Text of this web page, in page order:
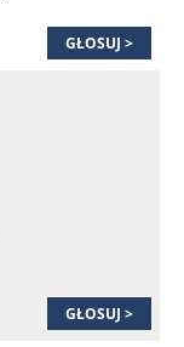
GŁOSUJ >
GŁOSUJ >